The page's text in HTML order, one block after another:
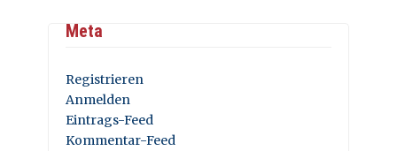
Meta
Registrieren
Anmelden
Eintrags-Feed
Kommentar-Feed